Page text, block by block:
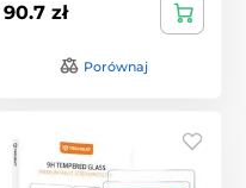
90.7 zł
Porównaj